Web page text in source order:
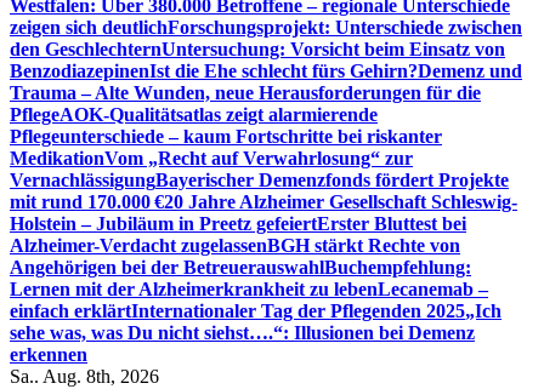
Westfalen: Über 380.000 Betroffene – regionale Unterschiede
zeigen sich deutlichForschungsprojekt: Unterschiede zwischen
den GeschlechternUntersuchung: Vorsicht beim Einsatz von
BenzodiazepinenIst die Ehe schlecht fürs Gehirn?Demenz und
Trauma – Alte Wunden, neue Herausforderungen für die
PflegeAOK-Qualitätsatlas zeigt alarmierende
Pflegeunterschiede – kaum Fortschritte bei riskanter
MedikationVom „Recht auf Verwahrlosung“ zur
VernachlässigungBayerischer Demenzfonds fördert Projekte
mit rund 170.000 €20 Jahre Alzheimer Gesellschaft Schleswig-
Holstein – Jubiläum in Preetz gefeiertErster Bluttest bei
Alzheimer-Verdacht zugelassenBGH stärkt Rechte von
Angehörigen bei der BetreuerauswahlBuchempfehlung:
Lernen mit der Alzheimerkrankheit zu lebenLecanemab –
einfach erklärtInternationaler Tag der Pflegenden 2025„Ich
sehe was, was Du nicht siehst….“: Illusionen bei Demenz
erkennen
Sa.. Aug. 8th, 2026